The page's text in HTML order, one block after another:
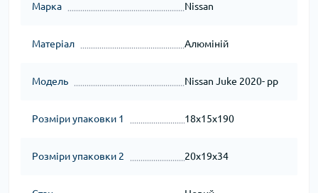
Марка Nissan
Матеріал Алюміній
Модель Nissan Juke 2020- рр
Розміри упаковки 1 18x15x190
Розміри упаковки 2 20x19x34